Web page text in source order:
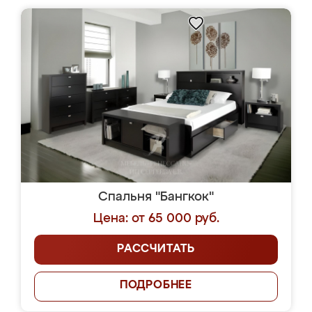
Спальня "Бангкок"
Цена: от 65 000 руб.
РАССЧИТАТЬ
ПОДРОБНЕЕ